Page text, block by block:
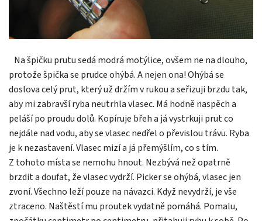
Na špičku prutu sedá modrá motýlice, ovšem ne na dlouho,
protože špička se prudce ohýbá. A nejen ona! Ohýbá se
doslova celý prut, který už držím v rukou a seřizuji brzdu tak,
aby mi zabravší ryba neutrhla vlasec. Má hodně naspěch a
peláší po proudu dolů. Kopíruje břeh a já vystrkuji prut co
nejdále nad vodu, aby se vlasec nedřel o převislou trávu. Ryba
je k nezastavení. Vlasec mizí a já přemýšlím, co s tím.
Z tohoto místa se nemohu hnout. Nezbývá než opatrně
brzdit a doufat, že vlasec vydrží. Picker se ohýbá, vlasec jen
zvoní. Všechno leží pouze na návazci. Když nevydrží, je vše
ztraceno. Naštěstí mu proutek vydatně pomáhá. Pomalu,